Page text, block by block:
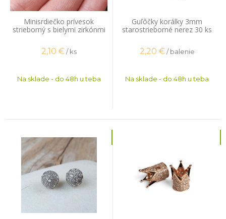
Minisrdiečko prívesok
strieborný s bielymi zirkónmi
2,10 € / ks
Na sklade - do 48h u teba
Guľôčky korálky 3mm
starostrieborné nerez 30 ks
2,20 € / balenie
Na sklade - do 48h u teba